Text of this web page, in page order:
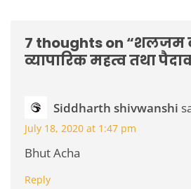
7 thoughts on “शलजम
व्यापारिक महत्व तथा
Siddharth shivwanshi
July 18, 2020 at 1:47 pm
Bhut Acha
Reply